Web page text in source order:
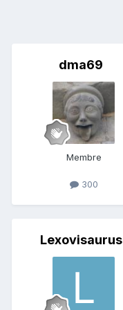
dma69
Membre
300
Lexovisaurus